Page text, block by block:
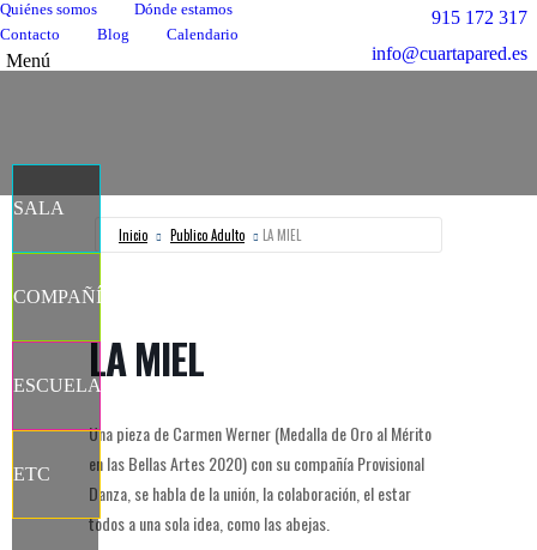
Quiénes somos
Dónde estamos
Contacto
Blog Calendario
Menú
915 172 317
info@cuartapared.es
SALA
COMPAÑÍA
ESCUELA
ETC
Facebook
se
en
ventana
nueva
X
se
abre
en
ventana
nueva
abre
ventana
nueva
abre
ventana
nueva
ventana
nueva
Inicio Publico Adulto LA MIEL
LA MIEL
Una pieza de Carmen Werner (Medalla de Oro al Mérito
en las Bellas Artes 2020) con su compañía Provisional
Danza, se habla de la unión, la colaboración, el estar
todos a una sola idea, como las abejas.